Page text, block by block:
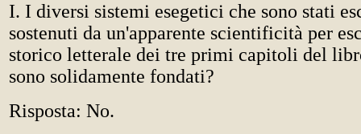
I. I diversi sistemi esegetici che sono stati
sostenuti da un'apparente scientificità per
storico letterale dei tre primi capitoli del
sono solidamente fondati?
Risposta: No.